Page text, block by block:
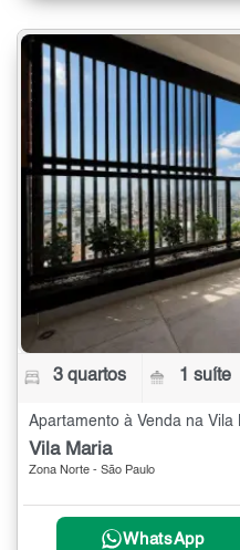
3 quartos 1 suíte
Apartamento à Venda na
Vila Maria
Zona Norte - São Paulo
WhatsApp